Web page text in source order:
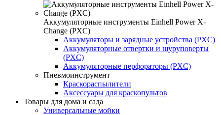
Аккумуляторные инструменты Einhell Power X-
Change (PXC)
Аккумуляторы и зарядные устройства (PXC)
Аккумуляторные отвертки и шуруповерты
(PXC)
Аккумуляторные перфораторы (PXC)
Пневмоинструмент
Краскораспылители
Аксессуары для краскопультов
Товары для дома и сада
Универсальные мойки